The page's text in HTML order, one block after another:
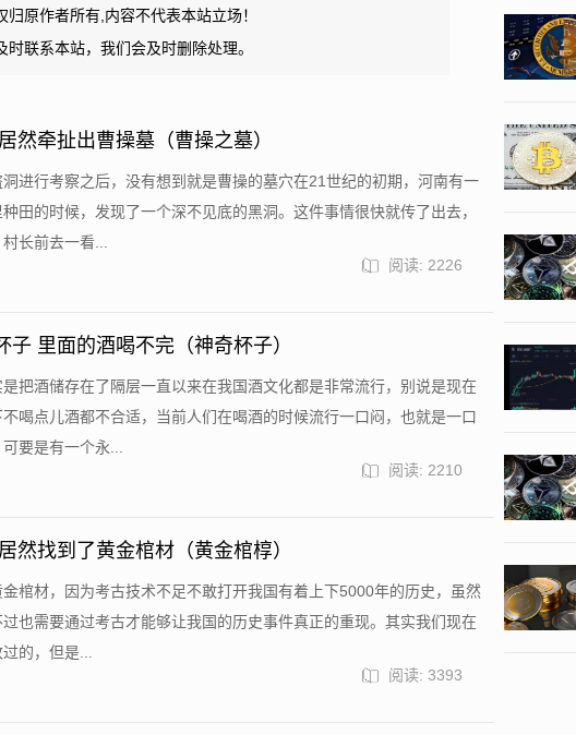
原作者所有,内容不代表本站立场！
联系本站，我们会及时删除处理。
然牵扯出曹操墓（曹操之墓）
进行考察之后，没有想到就是曹操的墓穴在21世纪的初期，河南有一
田的时候，发现了一个深不见底的黑洞。这件事情很快就传了出去，
长前去一看...
阅读: 2226
子 里面的酒喝不完（神奇杯子）
把酒储存在了隔层一直以来在我国酒文化都是非常流行，别说是现在
喝点儿酒都不合适，当前人们在喝酒的时候流行一口闷，也就是一口
要是有一个永...
阅读: 2210
然找到了黄金棺材（黄金棺椁）
棺材，因为考古技术不足不敢打开我国有着上下5000年的历史，虽然
也需要通过考古才能够让我国的历史事件真正的重现。其实我们现在
的，但是...
阅读: 3393